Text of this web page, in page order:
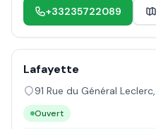
+33235722089
Lafayette
91 Rue du Général Leclerc,
Ouvert